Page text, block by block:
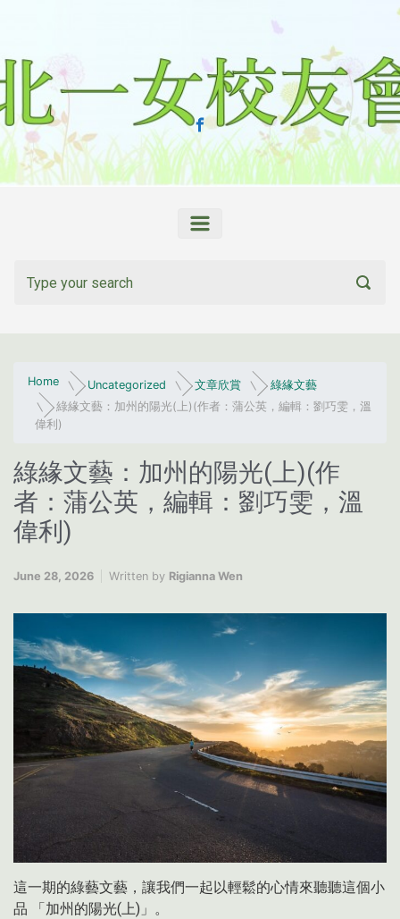
Home Uncategorized 文章欣賞
綠緣文藝
綠緣文藝：加州的陽光(上)(作者：蒲公英，編輯：劉巧雯，溫
偉利)
綠緣文藝：加州的陽光(上)(作
者：蒲公英，編輯：劉巧雯，溫
偉利)
June 28, 2026 Written by Rigianna Wen
這一期的綠藝文藝，讓我們一起以輕鬆的心情來聽聽這個小
品 「加州的陽光(上)」。